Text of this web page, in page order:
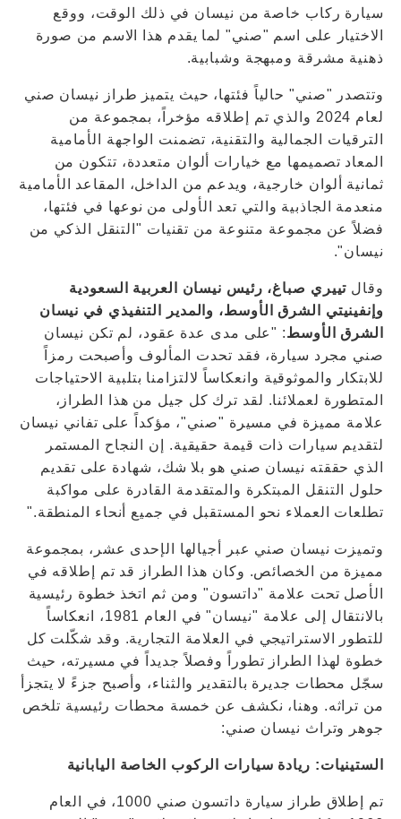
سيارة ركاب خاصة من نيسان في ذلك الوقت، ووقع
الاختيار على اسم "صني" لما يقدم هذا الاسم من صورة
ذهنية مشرقة ومبهجة وشبابية.
وتتصدر "صني" حالياً فئتها، حيث يتميز طراز نيسان صني
لعام 2024 والذي تم إطلاقه مؤخراً، بمجموعة من
الترقيات الجمالية والتقنية، تضمنت الواجهة الأمامية
المعاد تصميمها مع خيارات ألوان متعددة، تتكون من
ثمانية ألوان خارجية، ويدعم من الداخل، المقاعد الأمامية
منعدمة الجاذبية والتي تعد الأولى من نوعها في فئتها،
فضلاً عن مجموعة متنوعة من تقنيات "التنقل الذكي من
نيسان".
وقال تييري صباغ، رئيس نيسان العربية السعودية
وإنفينيتي الشرق الأوسط، والمدير التنفيذي في نيسان
الشرق الأوسط: "على مدى عدة عقود، لم تكن نيسان
صني مجرد سيارة، فقد تحدت المألوف وأصبحت رمزاً
للابتكار والموثوقية وانعكاساً لالتزامنا بتلبية الاحتياجات
المتطورة لعملائنا. لقد ترك كل جيل من هذا الطراز،
علامة مميزة في مسيرة "صني"، مؤكداً على تفاني نيسان
لتقديم سيارات ذات قيمة حقيقية. إن النجاح المستمر
الذي حققته نيسان صني هو بلا شك، شهادة على تقديم
حلول التنقل المبتكرة والمتقدمة القادرة على مواكبة
تطلعات العملاء نحو المستقبل في جميع أنحاء المنطقة."
وتميزت نيسان صني عبر أجيالها الإحدى عشر، بمجموعة
مميزة من الخصائص. وكان هذا الطراز قد تم إطلاقه في
الأصل تحت علامة "داتسون" ومن ثم اتخذ خطوة رئيسية
بالانتقال إلى علامة "نيسان" في العام 1981، انعكاساً
للتطور الاستراتيجي في العلامة التجارية. وقد شكّلت كل
خطوة لهذا الطراز تطوراً وفصلاً جديداً في مسيرته، حيث
سجّل محطات جديرة بالتقدير والثناء، وأصبح جزءً لا يتجزأ
من تراثه. وهنا، نكشف عن خمسة محطات رئيسية تلخص
جوهر وتراث نيسان صني:
الستينيات: ريادة سيارات الركوب الخاصة اليابانية
تم إطلاق طراز سيارة داتسون صني 1000، في العام